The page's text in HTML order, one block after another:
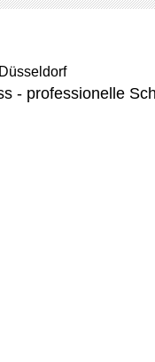
Düsseldorf
- professionelle